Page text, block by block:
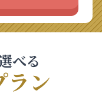
べる
ラン